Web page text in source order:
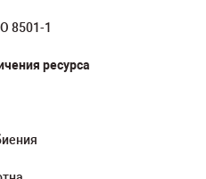
8501-1
ресурса